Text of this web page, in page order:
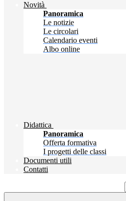
Novità
Panoramica
Le notizie
Le circolari
Calendario eventi
Albo online
Didattica
Panoramica
Offerta formativa
I progetti delle classi
Documenti utili
Contatti